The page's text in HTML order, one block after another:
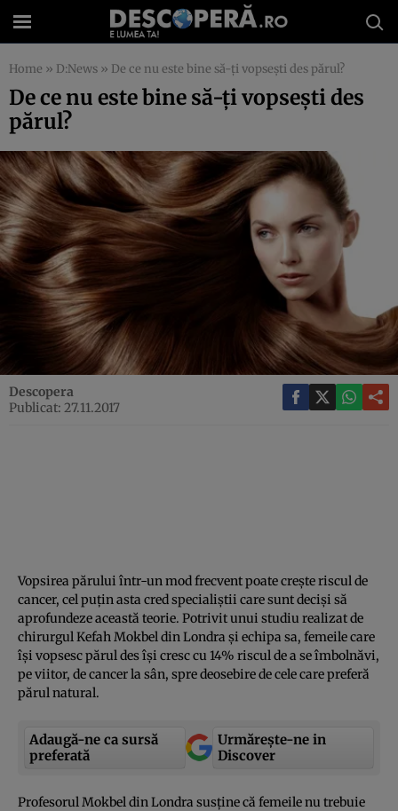
Home » D:News » De ce nu este bine să-ţi vopseşti des părul?
De ce nu este bine să-ţi vopseşti des
părul?
Descopera
Publicat: 27.11.2017
Vopsirea părului într-un mod frecvent poate creşte riscul de
cancer, cel puţin asta cred specialiştii care sunt decişi să
aprofundeze această teorie. Potrivit unui studiu realizat de
chirurgul Kefah Mokbel din Londra şi echipa sa, femeile care
îşi vopsesc părul des îşi cresc cu 14% riscul de a se îmbolnăvi,
pe viitor, de cancer la sân, spre deosebire de cele care preferă
părul natural.
Adaugă-ne ca sursă
preferată
Urmărește-ne in
Discover
Profesorul Mokbel din Londra susţine că femeile nu trebuie